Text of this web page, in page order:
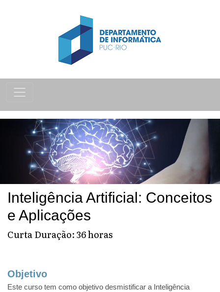
Inteligência Artificial: Conceitos
e Aplicações
Curta Duração: 36 horas
Objetivo
Este curso tem como objetivo desmistificar a Inteligência